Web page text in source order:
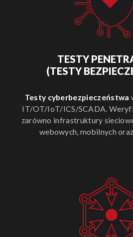
TESTY
(TESTY
Testy cyberbezpieczeństwa
IT/OT/IoT/ICS/SCADA.
zarówno infrastruktury
webowych, mobilnych